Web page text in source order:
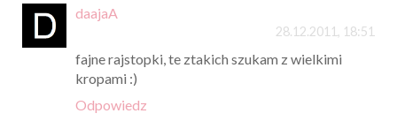
daajaA
28.12.2011, 18:51
fajne rajstopki, te ztakich szukam z wielkimi
kropami :)
Odpowiedz